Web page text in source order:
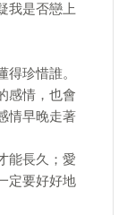
我是否戀上
珍惜誰。
感情，也會
情早晚走著
能長久；愛
定要好好地